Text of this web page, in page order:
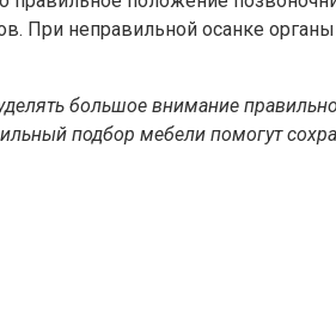
При неправильной осанке
большое внимание
подбор мебели помогут